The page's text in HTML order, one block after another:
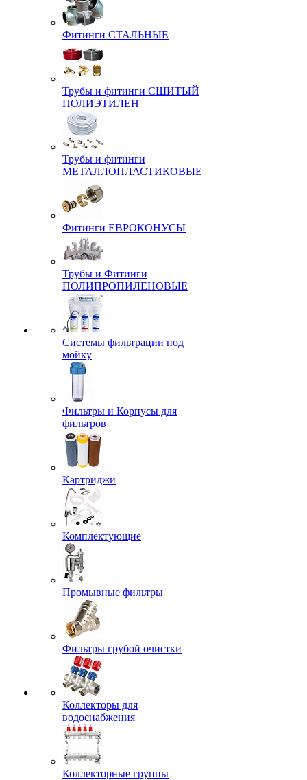
Фитинги СТАЛЬНЫЕ
Трубы и фитинги СШИТЫЙ
ПОЛИЭТИЛЕН
Трубы и фитинги
МЕТАЛЛОПЛАСТИКОВЫЕ
Фитинги ЕВРОКОНУСЫ
Трубы и Фитинги
ПОЛИПРОПИЛЕНОВЫЕ
Системы фильтрации под
мойку
Фильтры и Корпусы для
фильтров
Картриджи
Комплектующие
Промывные фильтры
Фильтры грубой очистки
Коллекторы для
водоснабжения
Коллекторные группы